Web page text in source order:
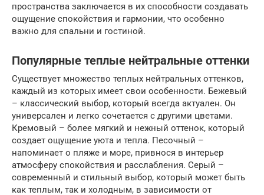
пространства заключается в их способности создавать
ощущение спокойствия и гармонии, что особенно
важно для спальни и гостиной.
Популярные теплые нейтральные оттенки
Существует множество теплых нейтральных оттенков,
каждый из которых имеет свои особенности. Бежевый
– классический выбор, который всегда актуален. Он
универсален и легко сочетается с другими цветами.
Кремовый – более мягкий и нежный оттенок, который
создает ощущение уюта и тепла. Песочный –
напоминает о пляже и море, привнося в интерьер
атмосферу спокойствия и расслабления. Серый –
современный и стильный выбор, который может быть
как теплым, так и холодным, в зависимости от